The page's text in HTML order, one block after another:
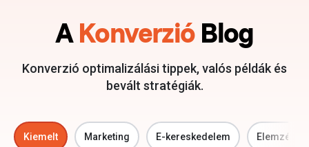
AKonverzióBlog
Konverzió optimalizálási tippek, valós példák és
bevált stratégiák.
Kiemelt Marketing E-kereskedelem Elemzések